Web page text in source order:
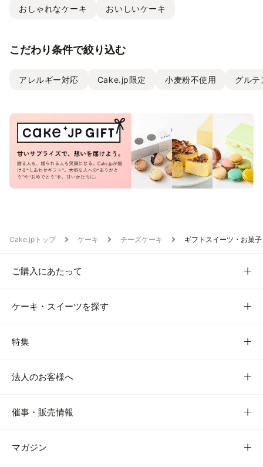
おしゃれなケーキ おいしいケーキ
こだわり条件で絞り込む
アレルギー対応 Cake.jp限定 小麦粉不使用 グルテ
Cake.jpトップ ケーキ チーズケーキ ギフトスイーツ・お菓子
ご購入にあたって
ケーキ・スイーツを探す
特集
法人のお客様へ
催事・販売情報
マガジン